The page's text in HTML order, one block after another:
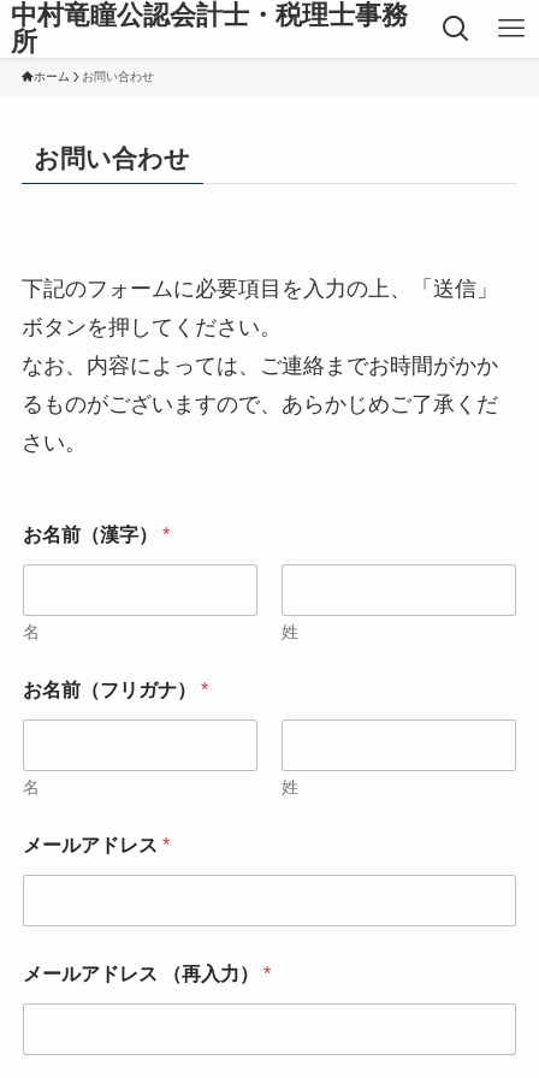
中村竜瞳公認会計士・税理士事務
所
ホーム お問い合わせ
お問い合わせ
下記のフォームに必要項目を入力の上、「送信」
ボタンを押してください。
なお、内容によっては、ご連絡までお時間がかか
るものがございますので、あらかじめご了承くだ
さい。
問
合
の
類
お
名
（
漢
）
*
お名前（漢字） *
名 姓
お名前（フリガナ） *
名 姓
メールアドレス *
メールアドレス （再入力） *